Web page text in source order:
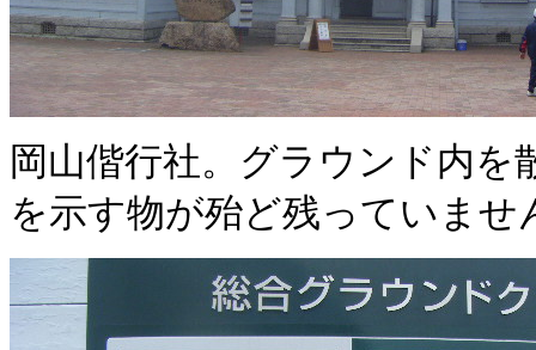
岡山偕行社。グラウンド内
を示す物が殆ど残っていませ